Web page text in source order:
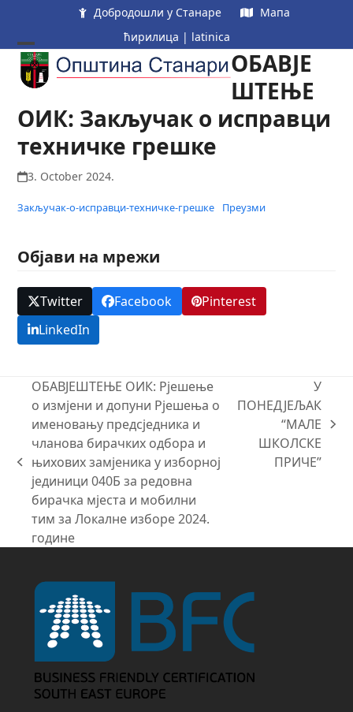
content
Добродошли у Станаре
Мапа
ћирилица | latinica
Open
mobile
menu
Close
mobile
menu
ОБАВЈЕ
ШТЕЊЕ
ОИК: Закључак о исправци
техничке грешке
3. October 2024.
Закључак-о-исправци-техничке-грешке Преузми
Објави на мрежи
Twitter Facebook
Pinterest
LinkedIn
previous
post:
ОБАВЈЕШТЕЊЕ ОИК: Рјешење
о измјени и допуни Рјешења о
именовању предсједника и
чланова бирачких одбора и
њихових замјеника у изборној
јединици 040Б за редовна
бирачка мјеста и мобилни
тим за Локалне изборе 2024.
године
post:
У
ПОНЕДЈЕЉАК
“МАЛЕ
ШКОЛСКЕ
ПРИЧЕ”